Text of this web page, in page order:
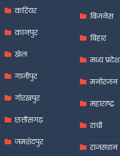
करियर
कानपुर
खेल
गाजीपुर
गोरखपुर
छत्तीसगढ़
जमशेदपुर
बिजनेस
बिहार
मध्य प्रदेश
मनोरंजन
महाराष्ट्र
रांची
राजस्थान